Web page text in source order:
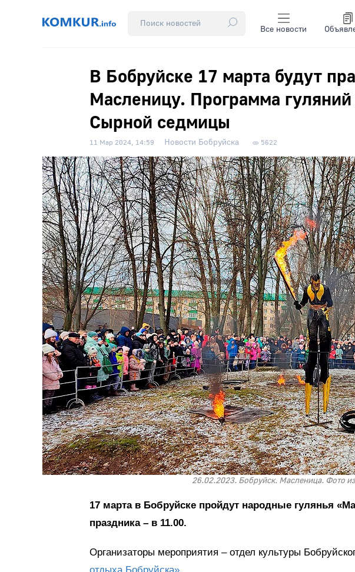
Все новости
В Бобруйске 17 марта будут
Масленицу. Программа
Сырной седмицы
11 Мар 2024, 14:59 Новости Бобруйска 5622
26.02.2023. Бобруйск. Масленица. Фото
17 марта в Бобруйске пройдут народные гулянья
праздника – в 11.00.
Организаторы мероприятия – отдел культуры